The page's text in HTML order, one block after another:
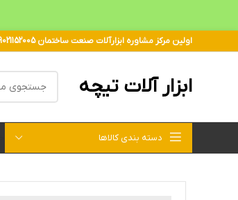
اولین مرکز مشاوره ابزارآلات صنعت ساختمان 09021152005
ابزار آلات تیچه
دسته بندی کالاها